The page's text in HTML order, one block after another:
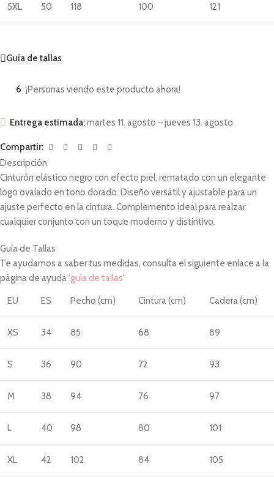
5XL 50 118 100 121
Guía de tallas
6 ¡Personas viendo este producto ahora!
Entrega estimada:martes 11. agosto – jueves 13. agosto
Compartir:
Descripción
Cinturón elástico negro con efecto piel, rematado con un elegante
logo ovalado en tono dorado. Diseño versátil y ajustable para un
ajuste perfecto en la cintura. Complemento ideal para realzar
cualquier conjunto con un toque moderno y distintivo.
Guía de Tallas
Te ayudamos a saber tus medidas, consulta el siguiente enlace a la
página de ayuda'guía de tallas'
EU ES Pecho (cm) Cintura (cm) Cadera (cm)
XS 34 85 68 89
S 36 90 72 93
M 38 94 76 97
L 40 98 80 101
XL 42 102 84 105